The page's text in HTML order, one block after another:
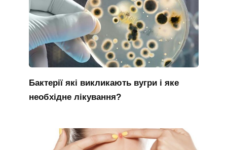
Бактерії які викликають вугри і яке
необхідне лікування?